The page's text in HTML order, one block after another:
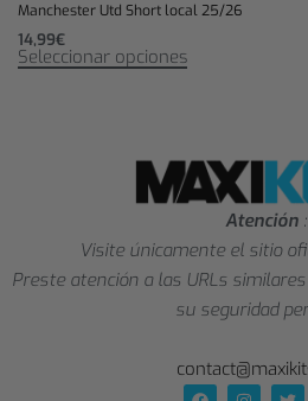
Manchester Utd Short local 25/26
14,99€
Seleccionar opciones
Atención :
Visite únicamente el sitio
Preste atención a las URLs
su seguridad